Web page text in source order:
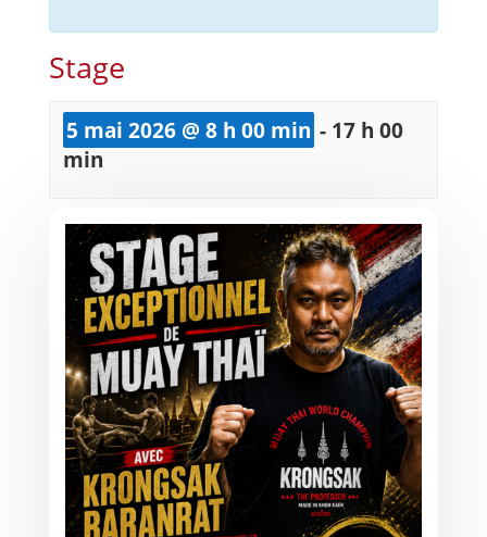
Stage
5 mai 2026 @ 8 h 00 min - 17 h 00
min